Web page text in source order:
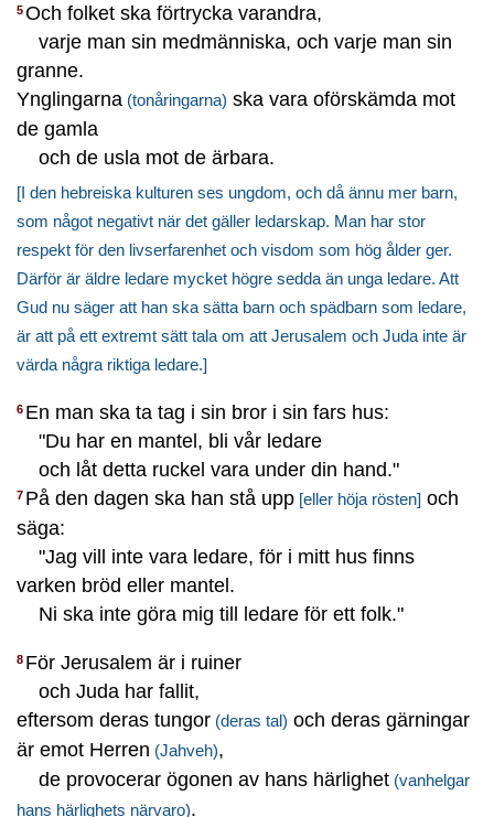
5Och folket ska förtrycka varandra,
varje man sin medmänniska, och varje man sin
granne.
Ynglingarna (tonåringarna) ska vara oförskämda mot
de gamla
och de usla mot de ärbara.
[I den hebreiska kulturen ses ungdom, och då ännu mer barn,
som något negativt när det gäller ledarskap. Man har stor
respekt för den livserfarenhet och visdom som hög ålder ger.
Därför är äldre ledare mycket högre sedda än unga ledare. Att
Gud nu säger att han ska sätta barn och spädbarn som ledare,
är att på ett extremt sätt tala om att Jerusalem och Juda inte är
värda några riktiga ledare.]
6 En man ska ta tag i sin bror i sin fars hus:
"Du har en mantel, bli vår ledare
och låt detta ruckel vara under din hand."
7 På den dagen ska han stå upp [eller höja rösten] och
säga:
"Jag vill inte vara ledare, för i mitt hus finns
varken bröd eller mantel.
Ni ska inte göra mig till ledare för ett folk."
8 För Jerusalem är i ruiner
och Juda har fallit,
eftersom deras tungor (deras tal) och deras gärningar
är emot Herren (Jahveh),
de provocerar ögonen av hans härlighet (vanhelgar
hans härlighets närvaro).